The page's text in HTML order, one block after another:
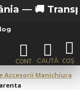
— 🚚
Accesorii Manichiura